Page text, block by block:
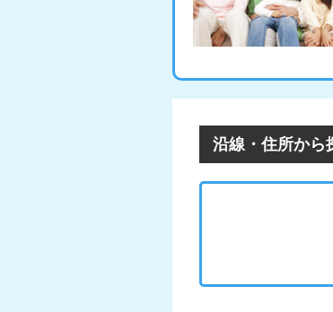
沿線・住所から